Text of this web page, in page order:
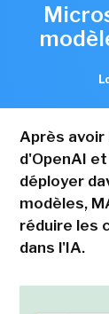
Après
d'OpenAI
déployer
modèles,
réduire les
dans l'IA.